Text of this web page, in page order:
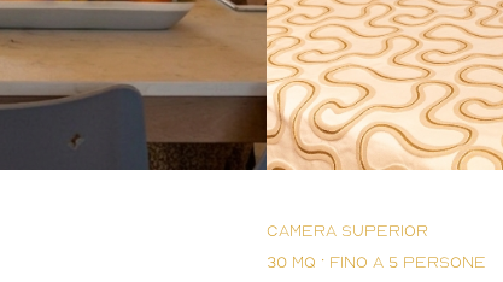
Camera Superior
30 mq · fino a 5 persone